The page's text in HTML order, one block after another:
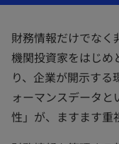
財務情報だけでなく
機関投資家をはじめ
り、企業が開示す
ォーマンスデータ
性」が、ますます重